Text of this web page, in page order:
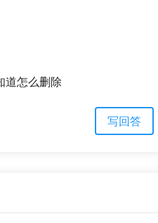
道怎么删除
写回答